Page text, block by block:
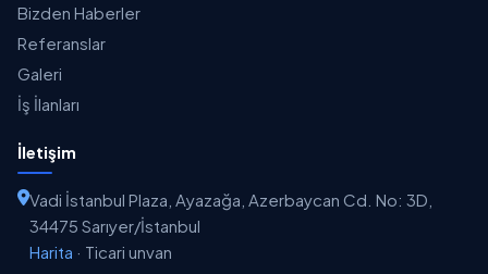
Bizden Haberler
Referanslar
Galeri
İş İlanları
İletişim
Vadi İstanbul Plaza, Ayazağa, Azerbaycan Cd. No: 3D,
34475 Sarıyer/İstanbul
Harita · Ticari unvan